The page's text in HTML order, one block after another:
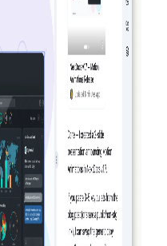
NextDocs：文書
成・検証・洗練す
最善を願うだけでは
書を作成し、作成物
たが確認する前に洗練
の AI 文書・プレゼン
。